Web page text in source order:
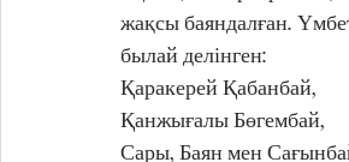
жақсы баяндалған.
былай делінген:
Қаракерей Қабанбай,
Қанжығалы Бөгембай,
Сары, Баян мен